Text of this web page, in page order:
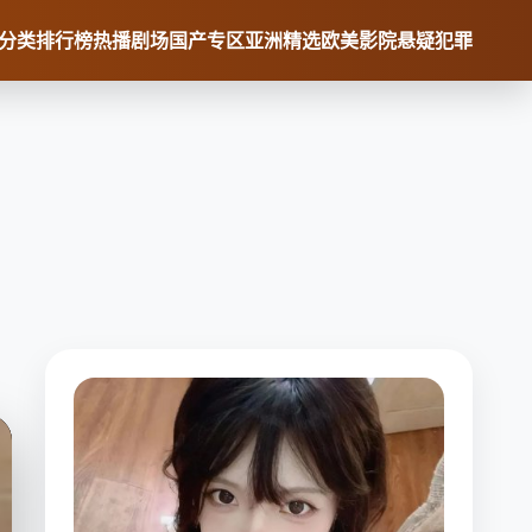
类排行榜热播剧场国产专区亚洲精选欧美影院悬疑犯罪